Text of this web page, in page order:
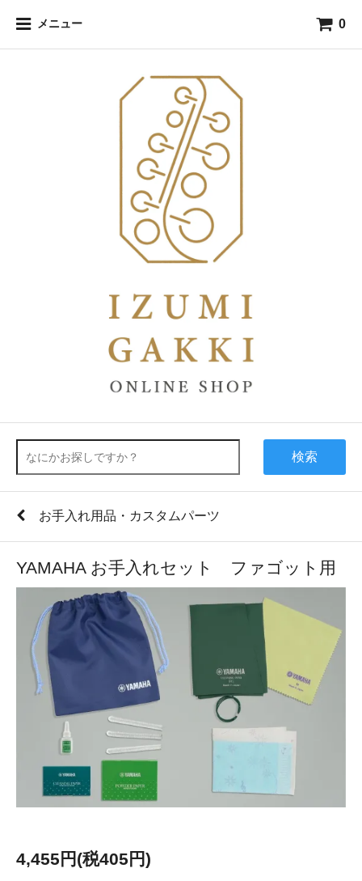
メニュー 0
検索
お手入れ用品・カスタムパーツ
YAMAHA お手入れセット ファゴット用
4,455円(税405円)